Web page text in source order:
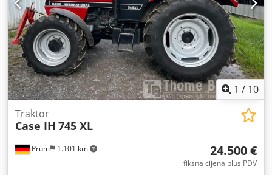
1 / 10
Prüm 1.101 km
Traktor
Case IH 745 XL
24.500 €
fiksna cijena plus PDV